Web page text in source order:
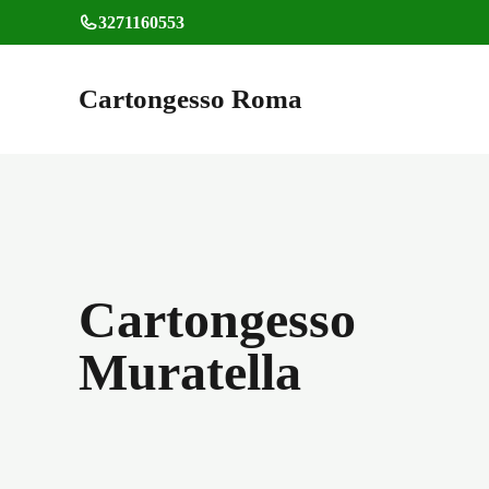
al
3271160553
Cartongesso Roma
Cartongesso
Muratella